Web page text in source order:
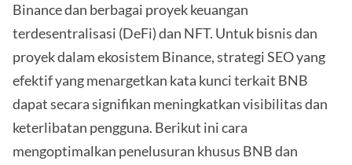
Binance dan berbagai proyek keuangan
terdesentralisasi (DeFi) dan NFT. Untuk bisnis dan
proyek dalam ekosistem Binance, strategi SEO yang
efektif yang menargetkan kata kunci terkait BNB
dapat secara signifikan meningkatkan visibilitas dan
keterlibatan pengguna. Berikut ini cara
mengoptimalkan penelusuran khusus BNB dan